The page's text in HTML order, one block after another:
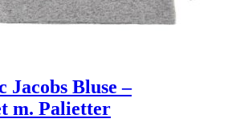
Bluse –
m. Palietter